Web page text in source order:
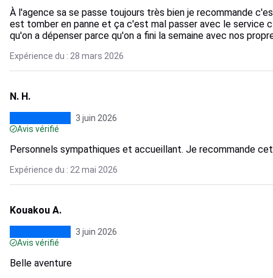
À l'agence sa se passe toujours très bien je recommande
est tomber en panne et ça c'est mal passer avec le service
qu'on a dépenser parce qu'on a fini la semaine avec nos
Expérience du : 28 mars 2026
N. H.
3 juin 2026
Avis vérifié
Personnels sympathiques et accueillant. Je recommande
Expérience du : 22 mai 2026
Kouakou A.
3 juin 2026
Avis vérifié
Belle aventure